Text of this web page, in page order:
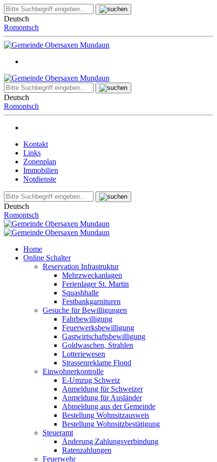
Deutsch
Romontsch
Deutsch
Romontsch
Kontakt
Links
Zonenplan
Immobilien
Notdienste
Deutsch
Romontsch
Home
Online Schalter
Reservation Infrastruktur
Mehrzweckanlagen
Ferienlager St. Martin
Squashhalle
Festbankgarnituren
Gesuche für Bewilligungen
Fahrbewilligung
Feuerwerksbewilligung
Gastwirtschaftsbewilligung
Goldwaschen, Strahlen
Lotteriewesen
Strassenreklame Flond
Einwohnerkontrolle
E-Umzug Schweiz
Anmeldung für Schweizer
Anmeldung für Ausländer
Abmeldung aus der Gemeinde
Bestellung Wohnsitzausweis
Bestellung Wohnsitzbestätigung
Steueramt
Änderung Zahlungsverbindung
Ratenzahlungen
Feuerwehr